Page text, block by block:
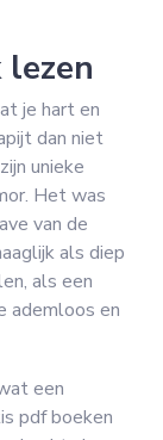
je hart en
dan niet
unieke
Het was
van de
als diep
als een
ademloos en
een
pdf boeken